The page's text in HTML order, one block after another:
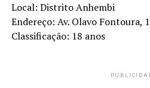
Local: Distrito Anhembi
Endereço: Av. Olavo Fontoura,
Classificação: 18 anos